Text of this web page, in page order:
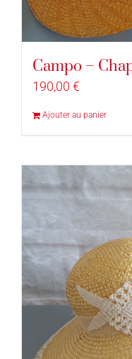
Campo –
190,00 €
Ajouter au panier